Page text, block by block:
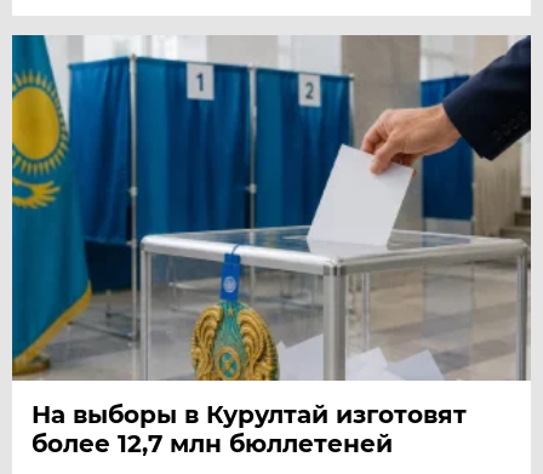
На выборы в Курултай изготовят
более 12,7 млн бюллетеней